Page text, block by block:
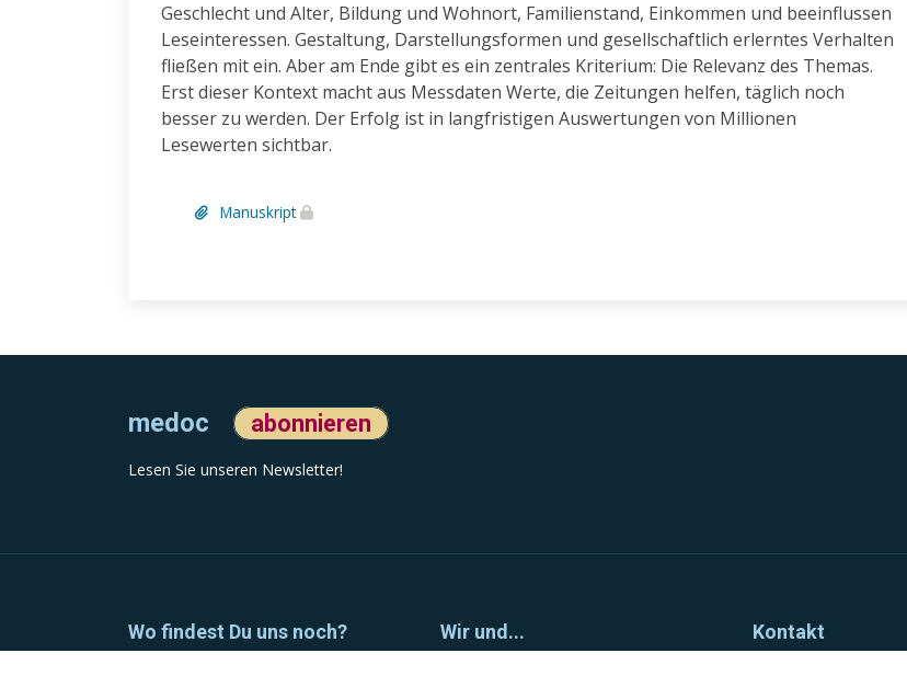
Geschlecht und Alter, Bildung und Wohnort, Familienstand, Einkommen und beeinflussen
Leseinteressen. Gestaltung, Darstellungsformen und gesellschaftlich erlerntes Verhalten
fließen mit ein. Aber am Ende gibt es ein zentrales Kriterium: Die Relevanz des Themas.
Erst dieser Kontext macht aus Messdaten Werte, die Zeitungen helfen, täglich noch
besser zu werden. Der Erfolg ist in langfristigen Auswertungen von Millionen
Lesewerten sichtbar.
Manuskript
medoc abonnieren
Lesen Sie unseren Newsletter!
Wo findest Du uns noch? Wir und... Kontakt